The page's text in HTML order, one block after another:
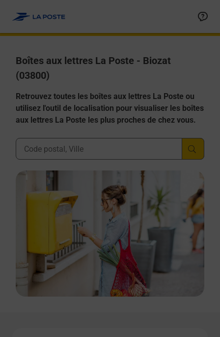
Boîtes aux lettres La Poste - Biozat
(03800)
Retrouvez toutes les boîtes aux lettres La Poste ou
utilisez l'outil de localisation pour visualiser les boîtes
aux lettres La Poste les plus proches de chez vous.
Ville, Département, Code Postal